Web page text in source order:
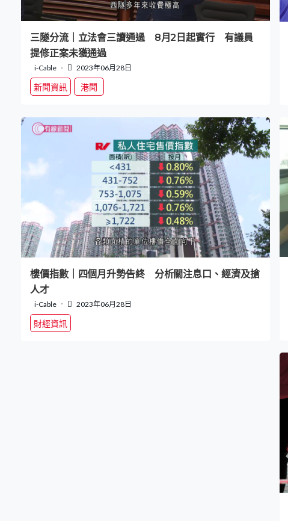
三隧分流｜立法會三讀通過 8月2日起實行 有議員
提修正案未獲通過
i-Cable 2023年06月28日
新聞資訊 港聞
樓價指數｜四個月升勢告終 分析關注息口、經濟及搶
人才
i-Cable 2023年06月28日
財經資訊